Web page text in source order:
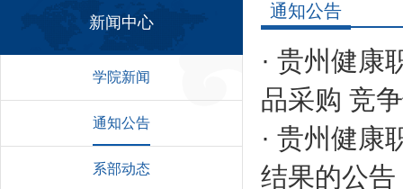
新闻中心
学院新闻
通知公告
系部动态
通知公告
· 贵州健康
品采购 竞
· 贵州健康
结果的公告